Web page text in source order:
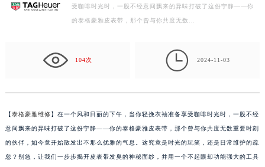
受咖啡时光时，一股不经意间飘来的异味打破了这份宁静——你
的泰格豪雅皮表带，那个曾与你共度无数…
104次  2024-11-03
【泰格豪雅维修】在一个风和日丽的下午，当你轻挽衣袖准备享受咖啡时光时，一股不经
意间飘来的异味打破了这份宁静——你的泰格豪雅皮表带，那个曾与你共度无数重要时刻
的伙伴，如今竟开始散发出不那么优雅的气息。这究竟是时光的玩笑，还是日常维护的疏
忽？别急，让我们一步步揭开皮表带发臭的神秘面纱，并用一个不起眼却功能强大的工具